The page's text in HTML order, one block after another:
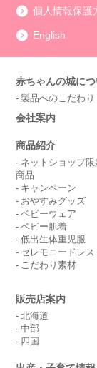
個人情報保護
English
赤ちゃんの城に
製品へのこだわり
会社案内
商品紹介
ネットショップ限
商品
キャンペーン
おやすみグッズ
ベビーウェア
ベビー肌着
低出生体重児服
セレモニードレス
こだわり素材
販売店案内
北海道
中部
四国